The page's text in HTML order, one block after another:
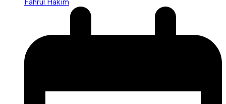
Fahrul Hakim